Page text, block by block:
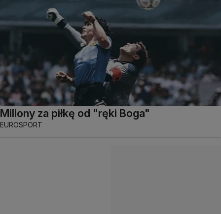
Miliony za piłkę od "ręki Boga"
EUROSPORT